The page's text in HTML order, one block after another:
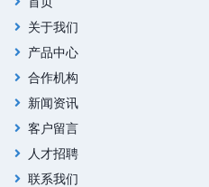
关于我们
产品中心
合作机构
新闻资讯
客户留言
人才招聘
联系我们